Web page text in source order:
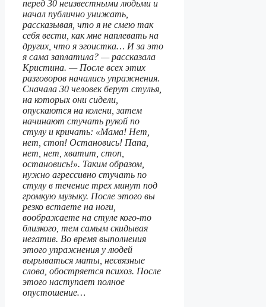
перед 30 неизвестными людьми и
начал публично унижать,
рассказывая, что я не смею так
себя вести, как мне наплевать на
других, что я эгоистка… И за это
я сама заплатила? — рассказала
Кристина. — После всех этих
разговоров начались упражнения.
Сначала 30 человек берут стулья,
на которых они сидели,
опускаются на колени, затем
начинают стучать рукой по
стулу и кричать: «Мама! Нет,
нет, стоп! Остановись! Папа,
нет, нет, хватит, стоп,
остановись!». Таким образом,
нужно агрессивно стучать по
стулу в течение трех минут под
громкую музыку. После этого вы
резко встаете на ноги,
воображаете на стуле кого-то
близкого, тем самым скидывая
негатив. Во время выполнения
этого упражнения у людей
вырываться маты, несвязные
слова, обостряется психоз. После
этого наступает полное
опустошение…